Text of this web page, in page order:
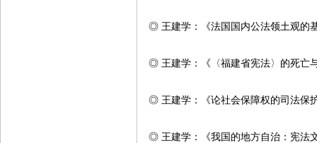
◎ 王建学：《法国国内公法领土观的
◎ 王建学：《〈福建省宪法〉的死亡
◎ 王建学：《论社会保障权的司法保
◎ 王建学：《我国的地方自治：宪法